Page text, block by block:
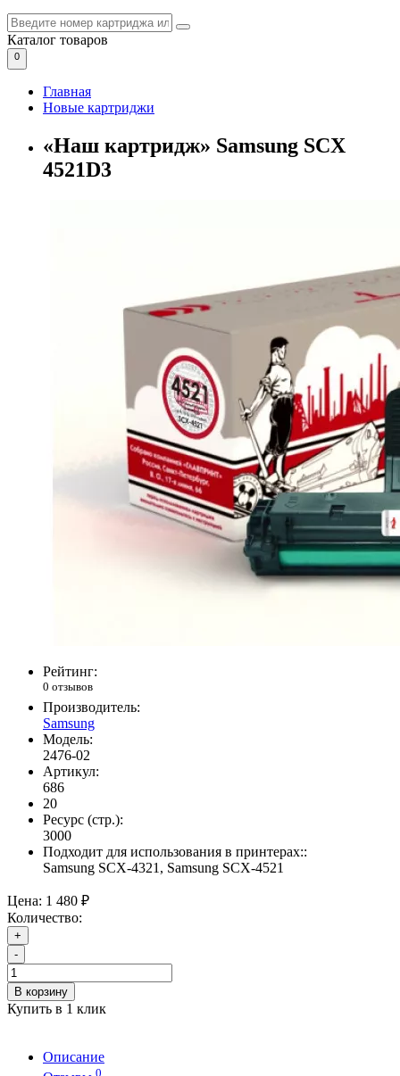
Каталог товаров
0
Главная
Новые картриджи
«Наш картридж» Samsung SCX
4521D3
Рейтинг:
0 отзывов
Производитель:
Samsung
Модель:
2476-02
Артикул:
686
20
Ресурс (стр.):
3000
Подходит для использования в принтерах::
Samsung SCX-4321, Samsung SCX-4521
Цена: 1 480 ₽
Количество:
+
-
В корзину
Купить в 1 клик
Описание
0